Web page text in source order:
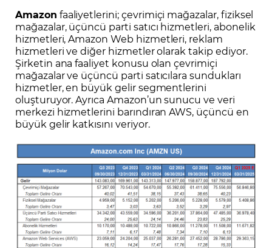
Amazon faaliyetlerini; çevrimiçi mağazalar, fiziksel
mağazalar, üçüncü parti satıcı hizmetleri, abonelik
hizmetleri, Amazon Web hizmetleri, reklam
hizmetleri ve diğer hizmetler olarak takip ediyor.
Şirketin ana faaliyet konusu olan çevrimiçi
mağazalar ve üçüncü parti satıcılara sundukları
hizmetler, en büyük gelir segmentlerini
oluşturuyor. Ayrıca Amazon’un sunucu ve veri
merkezi hizmetlerini barındıran AWS, üçüncü en
büyük gelir katkısını veriyor.